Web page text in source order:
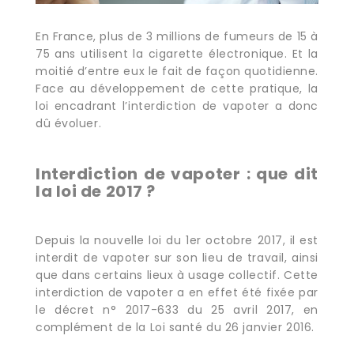
En France, plus de 3 millions de fumeurs de 15 à
75 ans utilisent la cigarette électronique. Et la
moitié d’entre eux le fait de façon quotidienne.
Face au développement de cette pratique, la
loi encadrant l’interdiction de vapoter a donc
dû évoluer.
Interdiction de vapoter : que dit
la loi de 2017 ?
Depuis la nouvelle loi du 1er octobre 2017, il est
interdit de vapoter sur son lieu de travail, ainsi
que dans certains lieux à usage collectif. Cette
interdiction de vapoter a en effet été fixée par
le décret n° 2017-633 du 25 avril 2017, en
complément de la Loi santé du 26 janvier 2016.